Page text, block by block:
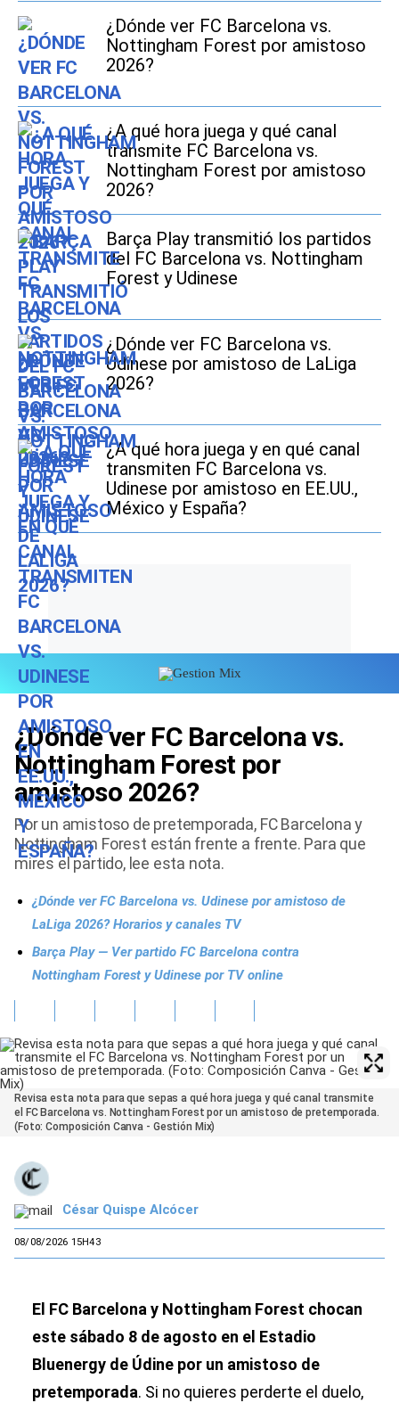
¿Dónde ver FC Barcelona vs.
Nottingham Forest por amistoso
2026?
¿A qué hora juega y qué canal
transmite FC Barcelona vs.
Nottingham Forest por amistoso
2026?
Barça Play transmitió los partidos
del FC Barcelona vs. Nottingham
Forest y Udinese
¿Dónde ver FC Barcelona vs.
Udinese por amistoso de LaLiga
2026?
¿A qué hora juega y en qué canal
transmiten FC Barcelona vs.
Udinese por amistoso en EE.UU.,
México y España?